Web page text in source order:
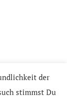
der
stimmst Du